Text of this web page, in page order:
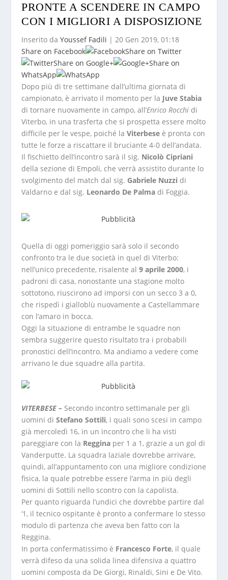
PRONTE A SCENDERE IN CAMPO
CON I MIGLIORI A DISPOSIZIONE
Inserito daYoussef Fadili |20 Gen 2019, 01:18
Share on Facebook
Share on Twitter
Share on Google+
Share on
WhatsApp
Dopo più di tre settimane dall’ultima giornata di
campionato, è arrivato il momento per la Juve Stabia
di tornare nuovamente in campo, all’Enrico Rocchi di
Viterbo, in una trasferta che si prospetta essere molto
difficile per le vespe, poiché laViterbese è pronta con
tutte le forze a riscattare il bruciante 4-0 dell’andata.
Il fischietto dell’incontro sarà il sig. Nicolò Cipriani
della sezione di Empoli, che verrà assistito durante lo
svolgimento del match dal sig. Gabriele Nuzzi di
Valdarno e dal sig. Leonardo De Palma di Foggia.
Quella di oggi pomeriggio sarà solo il secondo
confronto tra le due società in quel di Viterbo:
nell’unico precedente, risalente al9 aprile 2000, i
padroni di casa, nonostante una stagione molto
sottotono, riuscirono ad imporsi con un secco 3 a 0,
che rispedì i gialloblù nuovamente a Castellammare
con l’amaro in bocca.
Oggi la situazione di entrambe le squadre non
sembra suggerire questo risultato tra i probabili
pronostici dell’incontro. Ma andiamo a vedere come
arrivano le due squadre alla partita.
VITERBESE – Secondo incontro settimanale per gli
uomini diStefano Sottili, i quali sono scesi in campo
già mercoledì 16, in un incontro che li ha visti
pareggiare con la Reggina per 1 a 1, grazie a un gol di
Vanderputte. La squadra laziale dovrebbe arrivare,
quindi, all’appuntamento con una migliore condizione
fisica, la quale potrebbe essere l’arma in più degli
uomini di Sottili nello scontro con la capolista.
Per quanto riguarda l’undici che dovrebbe partire dal
‘1, il tecnico ospitante è pronto a confermare lo stesso
modulo di partenza che aveva ben fatto con la
Reggina.
In porta confermatissimo è Francesco Forte, il quale
verrà difeso da una solida linea difensiva a quattro
uomini composta da De Giorgi, Rinaldi, Sini e De Vito.